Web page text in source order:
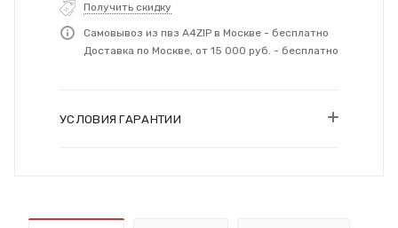
Получить скидку
Самовывоз из пвз A4ZIP в Москве - бесплатно
Доставка по Москве, от 15 000 руб. - бесплатно
УСЛОВИЯ ГАРАНТИИ